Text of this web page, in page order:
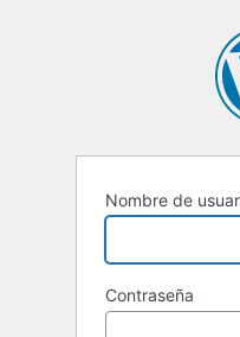
Nombre de
Contraseña